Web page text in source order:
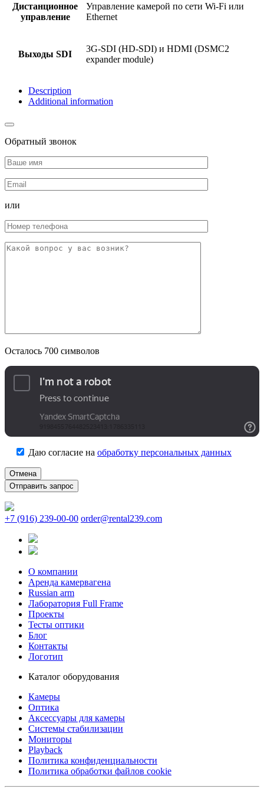
Дистанционное
управление
Управление камерой по сети Wi-Fi или
Ethernet
Выходы SDI
3G-SDI (HD-SDI) и HDMI (DSMC2
expander module)
Description
Additional information
Обратный звонок
или
Осталось 700 символов
Даю согласие на обработку персональных данных
Отмена
+7 (916) 239-00-00 order@rental239.com
О компании
Аренда камервагена
Russian arm
Лаборатория Full Frame
Проекты
Тесты оптики
Блог
Контакты
Логотип
Каталог оборудования
Камеры
Оптика
Аксессуары для камеры
Системы стабилизации
Мониторы
Playback
Политика конфиденциальности
Политика обработки файлов cookie